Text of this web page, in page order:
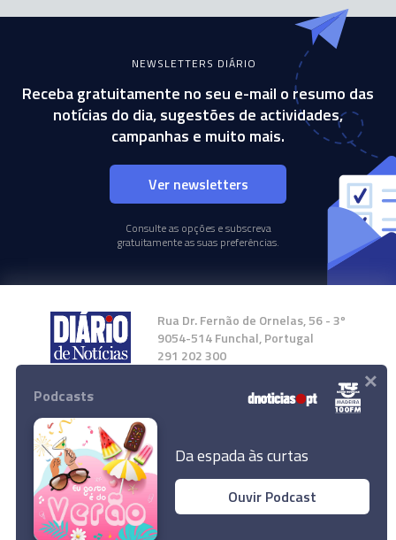
NEWSLETTERS DIÁRIO
Receba gratuitamente no seu e-mail o resumo das
notícias do dia, sugestões de actividades,
campanhas e muito mais.
Ver newsletters
Consulte as opções e subscreva
gratuitamente as suas preferências.
Rua Dr. Fernão de Ornelas, 56 - 3º
9054-514 Funchal, Portugal
291 202 300
Instale a nossa App
© 2024 Empresa Diário de Notícias, Lda.
Todos os direitos reservados.
Podcasts
Da espada às curtas
Ouvir Podcast
×